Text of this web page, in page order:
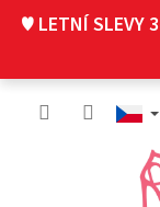
♥ LETNÍ SLEVY